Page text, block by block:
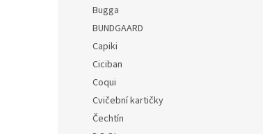
Bugga
BUNDGAARD
Capiki
Ciciban
Coqui
Cvičební kartičky
Čechtín